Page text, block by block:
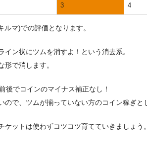
3 4
マ)での評価となります。
イン状にツムを消すよ！という消去系。
形で消します。
後でコインのマイナス補正なし！
ので、ツムが揃っていない方のコイン稼ぎと
ケットは使わずコツコツ育てていきましょう。